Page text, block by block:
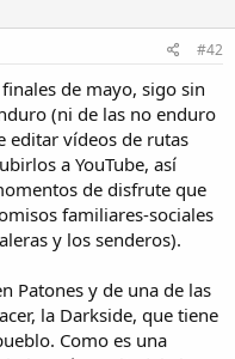
#42
de mayo, sigo sin
(ni de las no enduro
editar vídeos de rutas
a YouTube, así
de disfrute que
familiares-sociales
y los senderos).
Patones y de una de las
la Darkside, que tiene
Como es una